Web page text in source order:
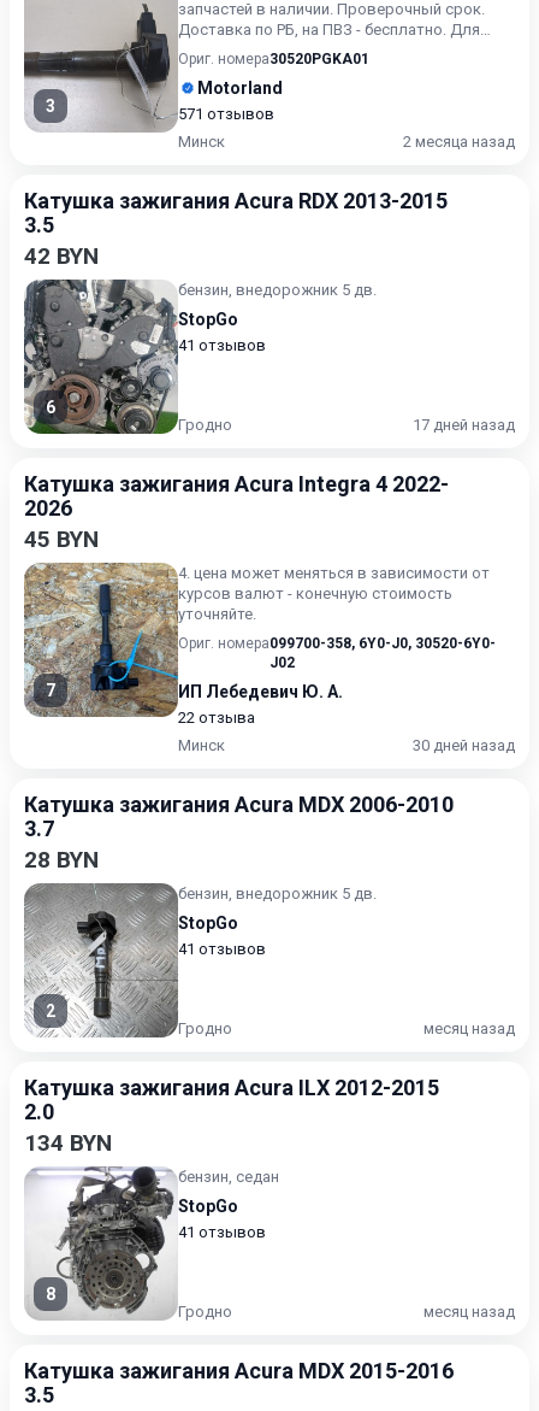
3
запчастей в наличии. Проверочный срок.
Доставка по РБ, на ПВЗ - бесплатно. Для
получения актуальн...
Ориг. номера30520PGKA01
Motorland
571 отзывов
Минск
2 месяца назад
Катушка зажигания Acura RDX 2013-2015
3.5
42 BYN
6
бензин, внедорожник 5 дв.
StopGo
41 отзывов
Гродно 17 дней назад
Катушка зажигания Acura Integra 4 2022-
2026
45 BYN
7
4. цена может меняться в зависимости от
курсов валют - конечную стоимость
уточняйте.
Ориг. номера099700-358, 6Y0-J0, 30520-6Y0-
J02
ИП Лебедевич Ю. А.
22 отзыва
Минск
30 дней назад
Катушка зажигания Acura MDX 2006-2010
3.7
28 BYN
2
бензин, внедорожник 5 дв.
StopGo
41 отзывов
Гродно месяц назад
Катушка зажигания Acura ILX 2012-2015
2.0
134 BYN
8
бензин, седан
StopGo
41 отзывов
Гродно месяц назад
Катушка зажигания Acura MDX 2015-2016
3.5